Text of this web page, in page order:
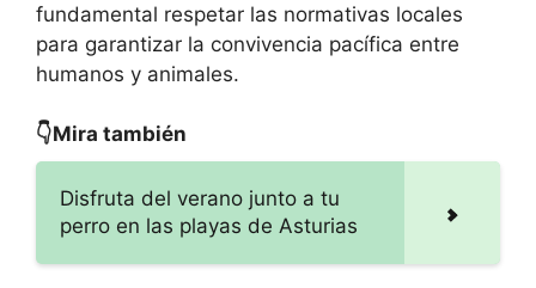
fundamental respetar las normativas locales
para garantizar la convivencia pacífica entre
humanos y animales.
👇Mira también
Disfruta del verano junto a tu
perro en las playas de Asturias